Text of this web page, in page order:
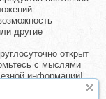
другие
открыт
с мыслями
информации!
деятельности